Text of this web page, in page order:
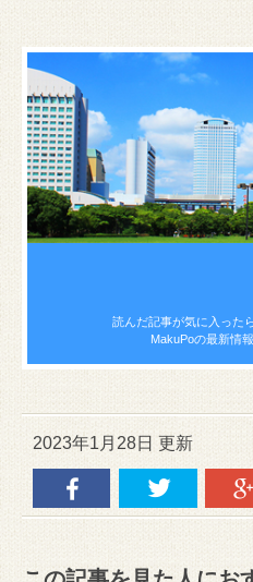
読んだ記事が気に入った
MakuPoの最新情
2023年1月28日 更新